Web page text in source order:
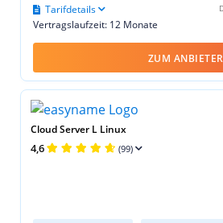
Vertragslaufzeit: 12 Monate
Tarifdetails
ZUM ANBIETER
Cloud Server L Linux
4,6 (99)